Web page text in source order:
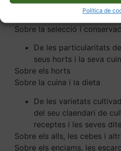
Política de
Sobre l’origen de les
Sobre la selecció i
De les particularitats
seus horts i la seva
Sobre els horts
Sobre la cuina i la dieta
De les varietats
del seu claendari de
receptes i les seves
Sobre els alls, les cebes i
Sobre els enciams, les